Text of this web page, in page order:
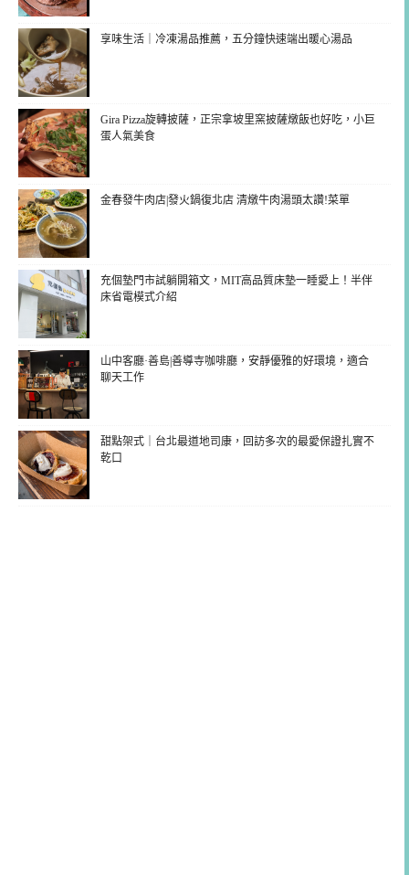
享味生活｜冷凍湯品推薦，五分鐘快速端出暖心湯品
Gira Pizza旋轉披薩，正宗拿坡里窯披薩燉飯也好吃，小巨
蛋人氣美食
金春發牛肉店|發火鍋復北店 清燉牛肉湯頭太讚!菜單
充個墊門市試躺開箱文，MIT高品質床墊一睡愛上！半伴
床省電模式介紹
山中客廳·善島|善導寺咖啡廳，安靜優雅的好環境，適合
聊天工作
甜點架式｜台北最道地司康，回訪多次的最愛保證扎實不
乾口